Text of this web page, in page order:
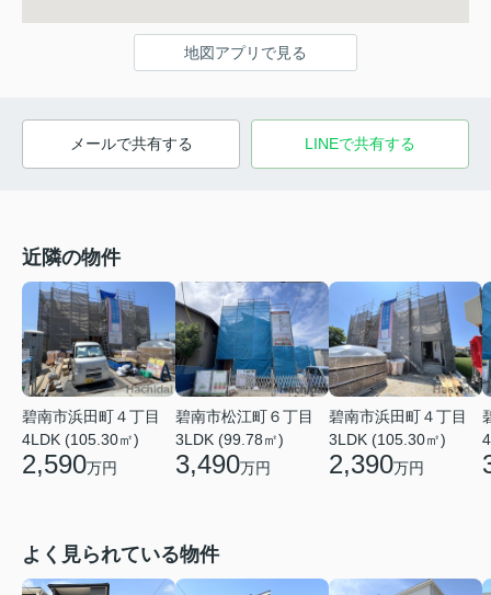
地図アプリで見る
メールで共有する LINEで共有する
近隣の物件
碧南市浜田町４丁目
4LDK (105.30㎡)
2,590万円
碧南市松江町６丁目
3LDK (99.78㎡)
3,490万円
碧南市浜田町４丁目
3LDK (105.30㎡)
2,390万円
よく見られている物件